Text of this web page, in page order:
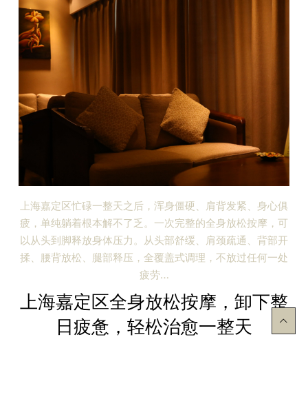
上海嘉定区忙碌一整天之后，浑身僵硬、肩背发紧、身心俱
疲，单纯躺着根本解不了乏。一次完整的全身放松按摩，可
以从头到脚释放身体压力。从头部舒缓、肩颈疏通、背部开
揉、腰背放松、腿部释压，全覆盖式调理，不放过任何一处
疲劳…
上海嘉定区全身放松按摩，卸下整
日疲惫，轻松治愈一整天